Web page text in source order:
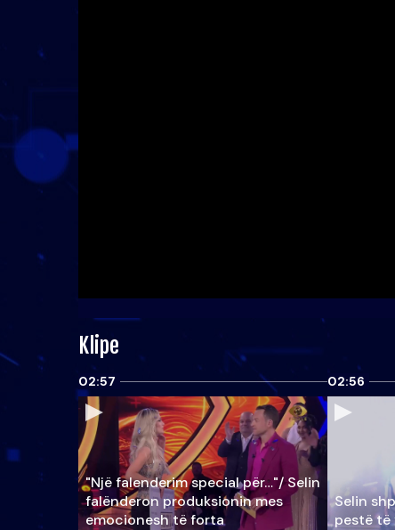
Klipe
02:57
"Një falenderim special për…"/ Selin
falënderon produksionin mes
emocionesh të forta
02:56
Selin
pestë të